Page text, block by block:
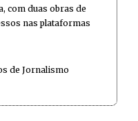
com duas obras de
nas plataformas
de Jornalismo